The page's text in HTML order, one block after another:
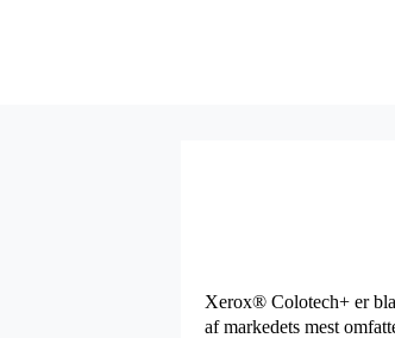
Xerox® Colotech+ er
af markedets mest